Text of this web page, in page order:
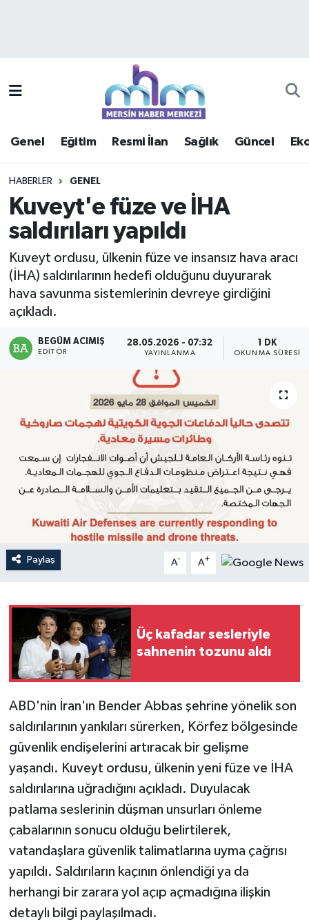
Genel Eğitim Resmi İlan Sağlık Güncel
HABERLER GENEL
Kuveyt'e füze ve İHA
saldırıları yapıldı
Kuveyt ordusu, ülkenin füze ve insansız hava aracı
(İHA) saldırılarının hedefi olduğunu duyurarak
hava savunma sistemlerinin devreye girdiğini
açıkladı.
BEGÜM ACIMIŞ
EDITÖR
28.05.2026 - 07:32
YAYINLANMA
1 DK
OKUNMA SÜRESI
Paylaş A- A+
Üç kafadar sesleriyle
sahnenin tozunu aldı
ABD'nin İran'ın Bender Abbas şehrine yönelik son
saldırılarının yankıları sürerken, Körfez bölgesinde
güvenlik endişelerini artıracak bir gelişme
yaşandı. Kuveyt ordusu, ülkenin yeni füze ve İHA
saldırılarına uğradığını açıkladı. Duyulacak
patlama seslerinin düşman unsurları önleme
çabalarının sonucu olduğu belirtilerek,
vatandaşlara güvenlik talimatlarına uyma çağrısı
yapıldı. Saldırıların kaçının önlendiği ya da
herhangi bir zarara yol açıp açmadığına ilişkin
detaylı bilgi paylaşılmadı.
Güncel
Haberde insan
Kültür - Sanat
Magazin
Mersin Tarihi
Özel Haber
Politika
Sağlık
Sürmanşet
Teknoloji
Yaşam
Mersin Trafik Yoğunluk Haritası
Süper Lig Puan Durumu ve Fikstür
Haber Arşivi